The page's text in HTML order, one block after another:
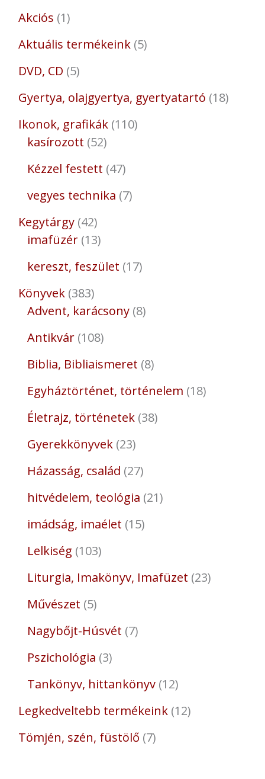
Akciós 1
Aktuális termékeink 5
DVD, CD 5
Gyertya, olajgyertya, gyertyatartó 18
Ikonok, grafikák 110
kasírozott 52
Kézzel festett 47
vegyes technika 7
Kegytárgy 42
imafüzér 13
kereszt, feszület 17
Könyvek 383
Advent, karácsony 8
Antikvár 108
Biblia, Bibliaismeret 8
Egyháztörténet, történelem 18
Életrajz, történetek 38
Gyerekkönyvek 23
Házasság, család 27
hitvédelem, teológia 21
imádság, imaélet 15
Lelkiség 103
Liturgia, Imakönyv, Imafüzet 23
Művészet 5
Nagybőjt-Húsvét 7
Pszichológia 3
Tankönyv, hittankönyv 12
Legkedveltebb termékeink 12
Tömjén, szén, füstölő 7